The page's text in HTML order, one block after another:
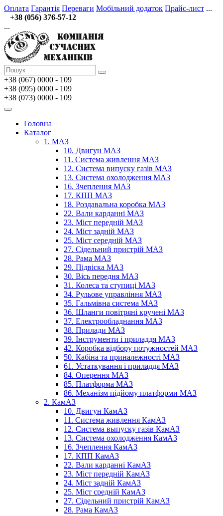
Оплата Гарантія Переваги Мобільний додаток Прайс-лист ...
+38 (056) 376-57-12
...
+38 (067) 0000 - 109
+38 (095) 0000 - 109
+38 (073) 0000 - 109
Головна
Каталог
1. МАЗ
10. Двигун МАЗ
11. Система живлення МАЗ
12. Система випуску газів МАЗ
13. Система охолодження МАЗ
16. Зчеплення МАЗ
17. КПП МАЗ
18. Роздавальна коробка МАЗ
22. Вали карданні МАЗ
23. Міст передній МАЗ
24. Міст задній МАЗ
25. Міст середній МАЗ
27. Сідельний пристрій МАЗ
28. Рама МАЗ
29. Підвіска МАЗ
30. Вісь передня МАЗ
31. Колеса та ступиці МАЗ
34. Рульове управління МАЗ
35. Гальмівна система МАЗ
36. Шланги повітряні кручені МАЗ
37. Електрообладнання МАЗ
38. Прилади МАЗ
39. Інструменти і приладдя МАЗ
42. Коробка відбору потужностей МАЗ
50. Кабіна та приналежності МАЗ
61. Устаткування і приладдя МАЗ
84. Оперення МАЗ
85. Платформа МАЗ
86. Механізм підйому платформи МАЗ
2. КамАЗ
10. Двигун КамАЗ
11. Система живлення КамАЗ
12. Система выпуску газів КамАЗ
13. Система охолодження КамАЗ
16. Зчеплення КамАЗ
17. КПП КамАЗ
22. Вали карданні КамАЗ
23. Міст передній КамАЗ
24. Міст задній КамАЗ
25. Міст средній КамАЗ
27. Сідельний пристрій КамАЗ
28. Рама КамАЗ